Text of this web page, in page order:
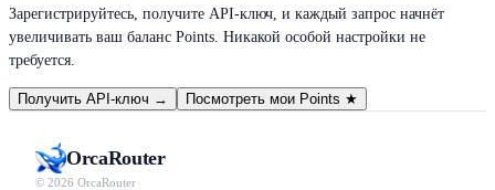
Зарегистрируйтесь, получите API-ключ, и каждый запрос начнёт
увеличивать ваш баланс Points. Никакой особой настройки не
требуется.
Получить API-ключ → Посмотреть мои Points ★
OrcaRouter
© 2026 OrcaRouter